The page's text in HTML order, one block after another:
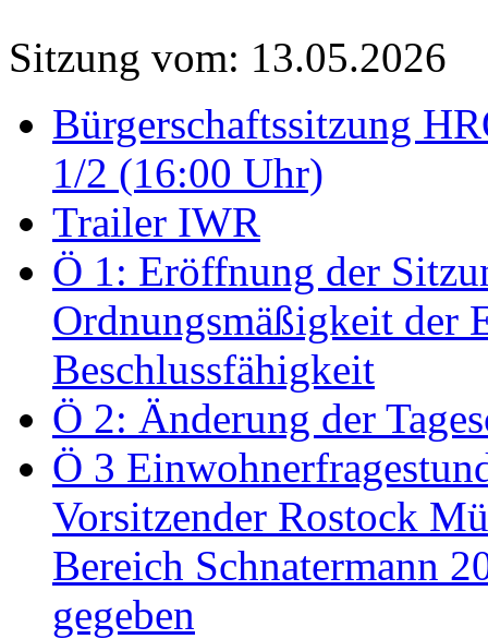
Sitzung vom: 13.05.2026
Bürgerschaftssitzung
1/2 (16:00 Uhr)
Trailer IWR
Ö 1: Eröffnung der
Ordnungsmäßigkeit der
Beschlussfähigkeit
Ö 2: Änderung der
Ö 3
Vorsitzender Rostock
Bereich Schnatermann
gegeben